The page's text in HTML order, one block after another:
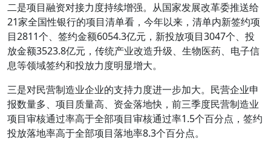
二是项目融资对接力度持续增强。从国家发展改革委推送给
21家全国性银行的项目清单看，今年以来，清单内新签约项
目2811个、签约金额6054.3亿元，新投放项目3047个、投
放金额3523.8亿元，传统产业改造升级、生物医药、电子信
息等领域签约和投放力度明显增大。
三是对民营制造业企业的支持力度进一步加大。民营企业申
报数量多、项目质量高、资金落地快，前三季度民营制造业
项目审核通过率高于全部项目审核通过率1.5个百分点，签约
投放落地率高于全部项目落地率8.3个百分点。